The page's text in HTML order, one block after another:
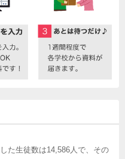
た生徒数は14,586人で、その